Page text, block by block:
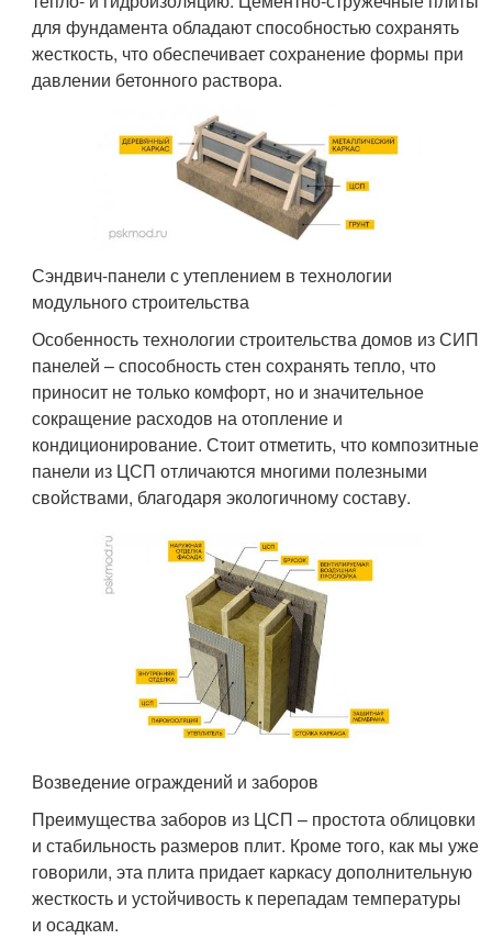
для фундамента обладают способностью сохранять
жесткость, что обеспечивает сохранение формы при
давлении бетонного раствора.
Сэндвич-панели с утеплением в технологии
модульного строительства
Особенность технологии строительства домов из СИП
панелей – способность стен сохранять тепло, что
приносит не только комфорт, но и значительное
сокращение расходов на отопление и
кондиционирование. Стоит отметить, что композитные
панели из ЦСП отличаются многими полезными
свойствами, благодаря экологичному составу.
Возведение ограждений и заборов
Преимущества заборов из ЦСП – простота облицовки
и стабильность размеров плит. Кроме того, как мы уже
говорили, эта плита придает каркасу дополнительную
жесткость и устойчивость к перепадам температуры
и осадкам.